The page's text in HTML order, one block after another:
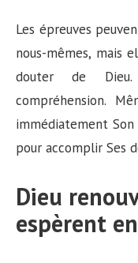
Les épreuves
nous-mêmes, mais
douter de
compréhension.
immédiatement
pour accomplir Ses
Dieu
espèrent